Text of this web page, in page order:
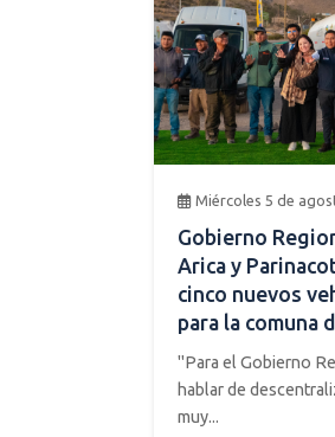
Miércoles 5 de
Gobierno
Arica y
cinco nuevos
para la comuna
"Para el Gobierno
hablar de
muy...